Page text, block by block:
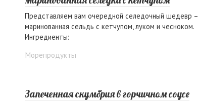
Представляем вам очередной селедочный шедевр –
маринованная сельдь с кетчупом, луком и чесноком.
Ингредиенты:
Морепродукты
Запеченная скумбрия в горчичном соусе